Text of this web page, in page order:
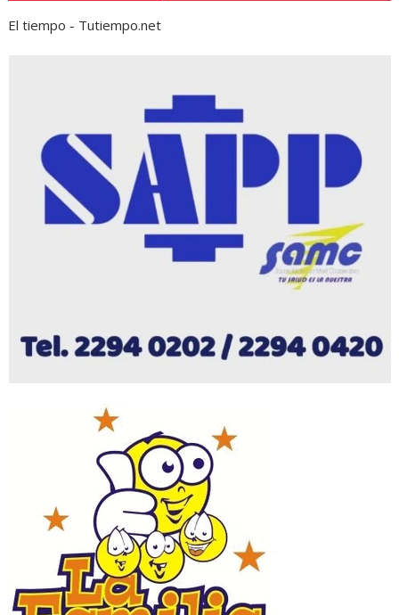
El tiempo - Tutiempo.net